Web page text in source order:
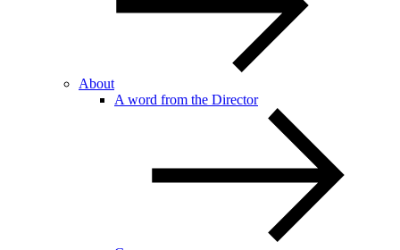
About
A word from the Director